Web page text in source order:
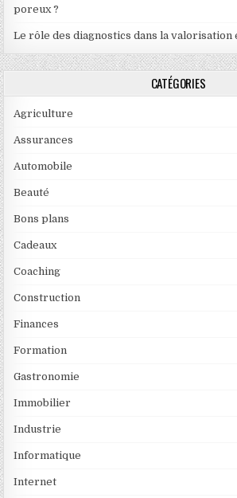
poreux ?
Le rôle des diagnostics dans la valorisation
CATÉGORIES
Agriculture
Assurances
Automobile
Beauté
Bons plans
Cadeaux
Coaching
Construction
Finances
Formation
Gastronomie
Immobilier
Industrie
Informatique
Internet